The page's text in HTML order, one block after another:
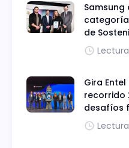
Samsung
de
Gira
recorrido
desafíos